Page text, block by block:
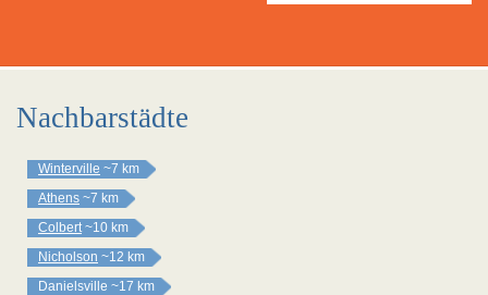
Nachbarstädte
Winterville ~7 km
Athens ~7 km
Colbert ~10 km
Nicholson ~12 km
Danielsville ~17 km